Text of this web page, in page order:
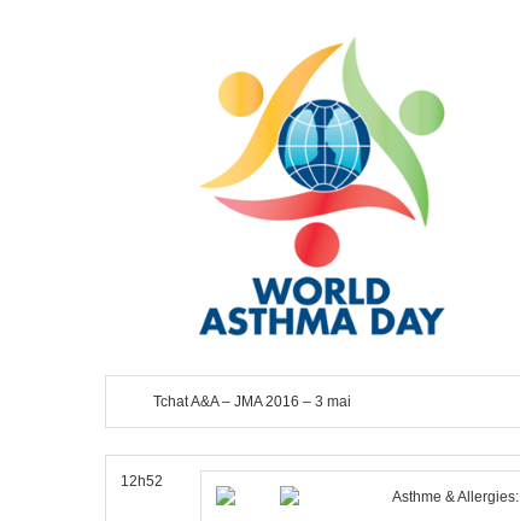
Tchat A&A – JMA 2016 – 3 mai
12h52
Asthme & Allergies: